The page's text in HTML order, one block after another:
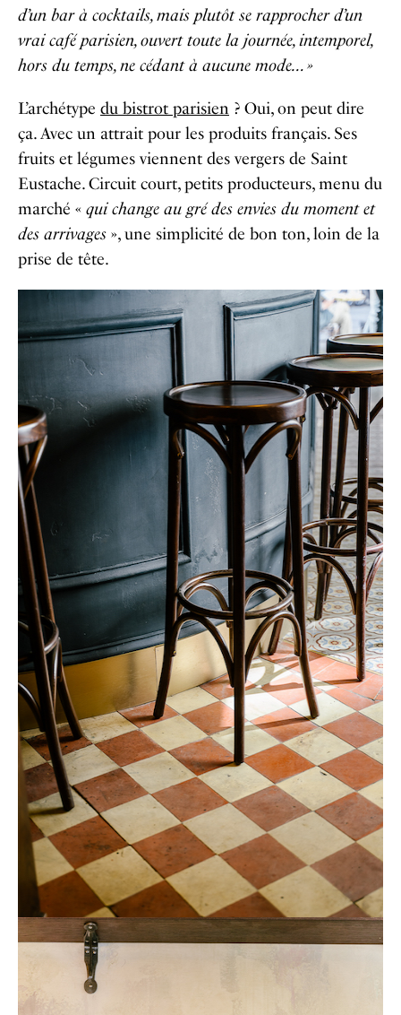
d’un bar à cocktails, mais plutôt se rapprocher d’un
vrai café parisien, ouvert toute la journée, intemporel,
hors du temps, ne cédant à aucune mode… »
L’archétype du bistrot parisien ? Oui, on peut dire
ça. Avec un attrait pour les produits français. Ses
fruits et légumes viennent des vergers de Saint
Eustache. Circuit court, petits producteurs, menu du
marché « qui change au gré des envies du moment et
des arrivages », une simplicité de bon ton, loin de la
prise de tête.